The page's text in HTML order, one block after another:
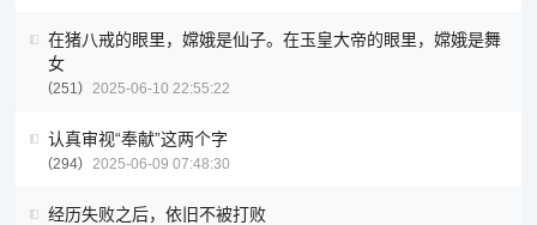
在猪八戒的眼里，嫦娥是仙子。在玉皇大帝的眼里，嫦娥是舞
女
251 2025-06-10 22:55:22
认真审视“奉献”这两个字
294 2025-06-09 07:48:30
经历失败之后，依旧不被打败